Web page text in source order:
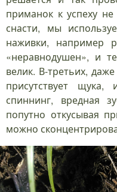
приманок к успеху
снасти, мы
наживки, например
«неравнодушен», и
велик. В-третьих,
присутствует
спиннинг, вредная
попутно откусывая
можно